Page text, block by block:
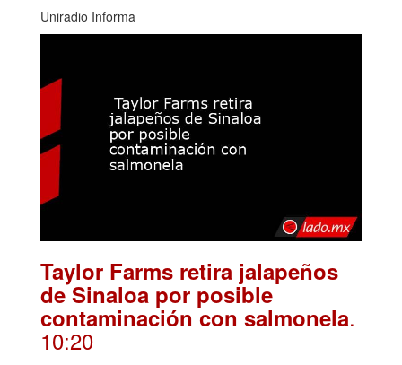
Uniradio Informa
Taylor Farms retira jalapeños
de Sinaloa por posible
contaminación con salmonela.
10:20